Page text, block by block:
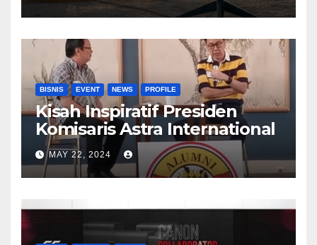
BISNIS EVENT NEWS PROFILE
Kisah Inspiratif Presiden
Komisaris Astra International
MAY 22, 2024